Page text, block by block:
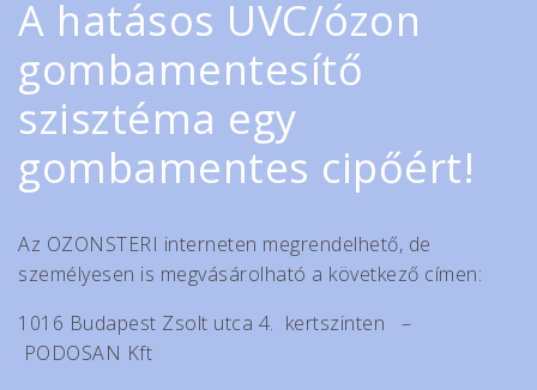
A hatásos UVC/ózon
gombamentesítő
szisztéma egy
gombamentes cipőért!
Az OZONSTERI interneten megrendelhető, de
személyesen is megvásárolható a következő címen:
1016 Budapest Zsolt utca 4. kertszinten –
PODOSAN Kft